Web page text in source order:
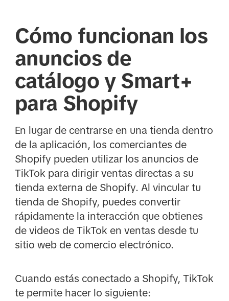
Cómo funcionan los
anuncios de
catálogo y Smart+
para Shopify
En lugar de centrarse en una tienda dentro
de la aplicación, los comerciantes de
Shopify pueden utilizar los anuncios de
TikTok para dirigir ventas directas a su
tienda externa de Shopify. Al vincular tu
tienda de Shopify, puedes convertir
rápidamente la interacción que obtienes
de videos de TikTok en ventas desde tu
sitio web de comercio electrónico.
Cuando estás conectado a Shopify, TikTok
te permite hacer lo siguiente: